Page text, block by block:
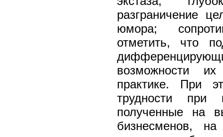
разграничение
юмора;
отметить, что
возможности их
практике. При
трудности при
полученные на
бизнесменов,